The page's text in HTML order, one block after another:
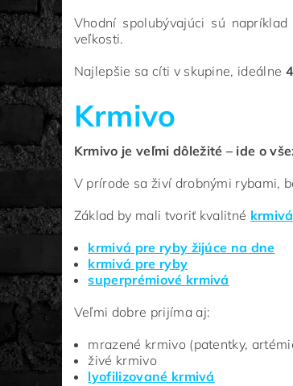
Vhodní spolubývajúci sú
veľkosti.
Najlepšie sa cíti v skupine, ideálne
Krmivo
Krmivo je veľmi dôležité – ide o
V prírode sa živí drobnými rybami,
Základ by mali tvoriť kvalitné krmivá
krmivá pre ryby žijúce na dne
krmivá pre ryby
superprémiové krmivá
Veľmi dobre prijíma aj:
mrazené krmivo (patentky,
živé krmivo
lyofilizované krmivá